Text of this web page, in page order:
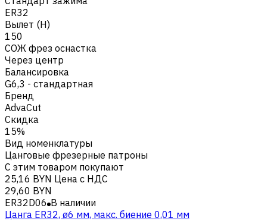
ER32
Вылет (H)
150
СОЖ фрез оснастка
Через центр
Балансировка
G6,3 - стандартная
Бренд
AdvaCut
Скидка
15%
Вид номенклатуры
Цанговые фрезерные патроны
С этим товаром покупают
25,16 BYN Цена с НДС
29,60 BYN
ER32D06 В наличии
Цанга ER32, ø6 мм, макс. биение 0,01 мм